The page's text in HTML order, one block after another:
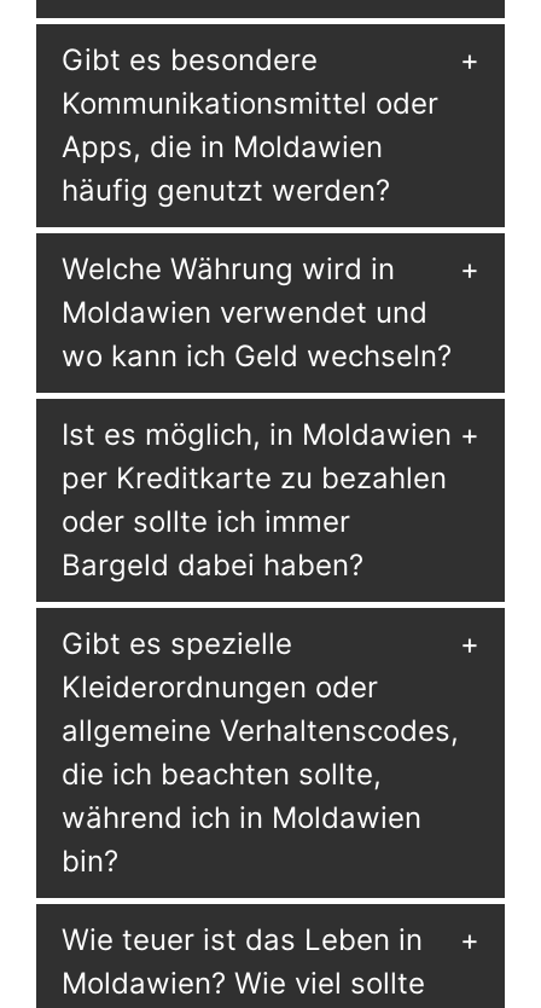
Gibt es besondere
Kommunikationsmittel oder
Apps, die in Moldawien
häufig genutzt werden?
Welche Währung wird in
Moldawien verwendet und
wo kann ich Geld wechseln?
Ist es möglich, in Moldawien
per Kreditkarte zu bezahlen
oder sollte ich immer
Bargeld dabei haben?
Gibt es spezielle
Kleiderordnungen oder
allgemeine Verhaltenscodes,
die ich beachten sollte,
während ich in Moldawien
bin?
Wie teuer ist das Leben in
Moldawien? Wie viel sollte